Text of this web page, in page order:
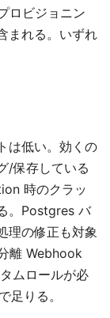
ロビジョニン
まれる。いずれ
は低い。効くの
/保存している
時のクラッ
。Postgres バ
理の修正も対象
離 Webhook
ムロールが必
りる。